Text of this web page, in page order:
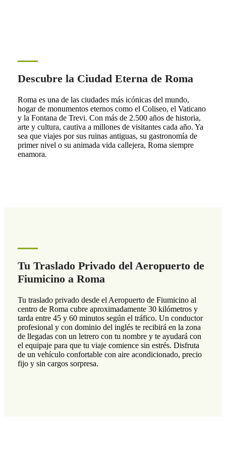
Descubre la Ciudad Eterna de Roma
Roma es una de las ciudades más icónicas del mundo,
hogar de monumentos eternos como el Coliseo, el Vaticano
y la Fontana de Trevi. Con más de 2.500 años de historia,
arte y cultura, cautiva a millones de visitantes cada año. Ya
sea que viajes por sus ruinas antiguas, su gastronomía de
primer nivel o su animada vida callejera, Roma siempre
enamora.
Tu Traslado Privado del Aeropuerto de
Fiumicino a Roma
Tu traslado privado desde el Aeropuerto de Fiumicino al
centro de Roma cubre aproximadamente 30 kilómetros y
tarda entre 45 y 60 minutos según el tráfico. Un conductor
profesional y con dominio del inglés te recibirá en la zona
de llegadas con un letrero con tu nombre y te ayudará con
el equipaje para que tu viaje comience sin estrés. Disfruta
de un vehículo confortable con aire acondicionado, precio
fijo y sin cargos sorpresa.